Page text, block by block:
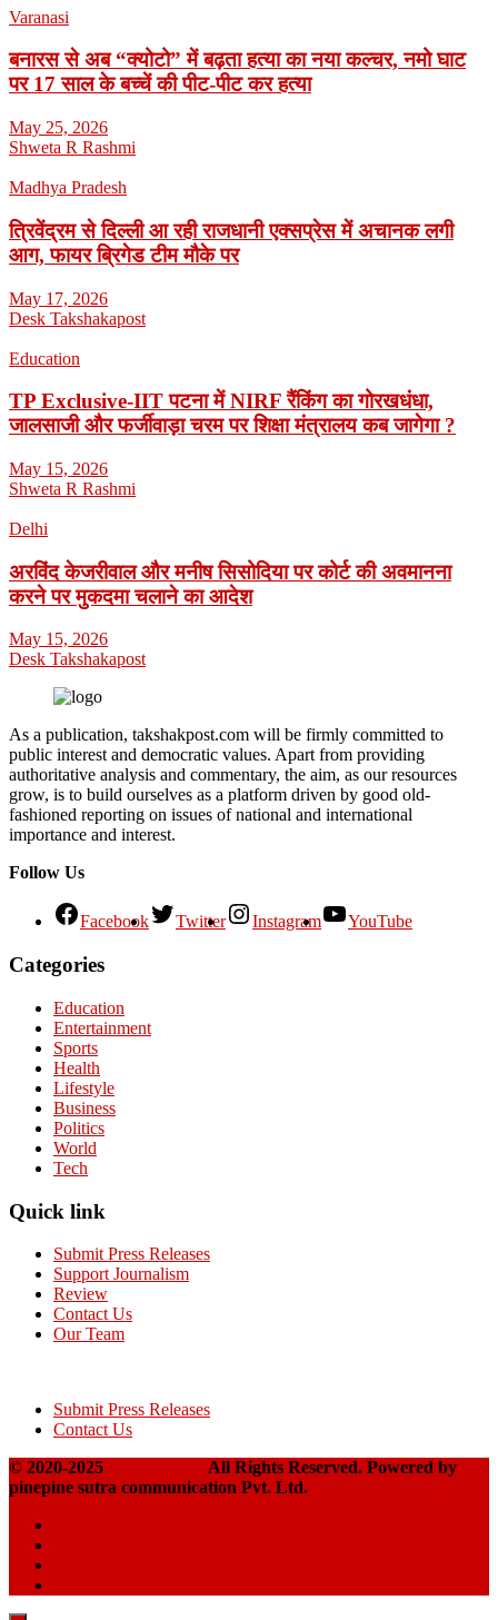
Varanasi
बनारस से अब “क्योटो” में बढ़ता हत्या का नया कल्चर, नमो घाट
पर 17 साल के बच्चें की पीट-पीट कर हत्या
May 25, 2026
Shweta R Rashmi
Madhya Pradesh
त्रिवेंद्रम से दिल्ली आ रही राजधानी एक्सप्रेस में अचानक लगी
आग, फायर ब्रिगेड टीम मौके पर
May 17, 2026
Desk Takshakapost
Education
TP Exclusive-IIT पटना में NIRF रैंकिंग का गोरखधंधा,
जालसाजी और फर्जीवाड़ा चरम पर शिक्षा मंत्रालय कब जागेगा ?
May 15, 2026
Shweta R Rashmi
Delhi
अरविंद केजरीवाल और मनीष सिसोदिया पर कोर्ट की अवमानना
करने पर मुकदमा चलाने का आदेश
May 15, 2026
Desk Takshakapost
As a publication, takshakpost.com will be firmly committed to
public interest and democratic values. Apart from providing
authoritative analysis and commentary, the aim, as our resources
grow, is to build ourselves as a platform driven by good old-
fashioned reporting on issues of national and international
importance and interest.
Follow Us
Facebook Twitter Instagram YouTube
Categories
Education
Entertainment
Sports
Health
Lifestyle
Business
Politics
World
Tech
Quick link
Submit Press Releases
Support Journalism
Review
Contact Us
Our Team
Submit Press Releases
Contact Us
© 2020-2025
All Rights Reserved. Powered by
pinepine sutra communication Pvt. Ltd.